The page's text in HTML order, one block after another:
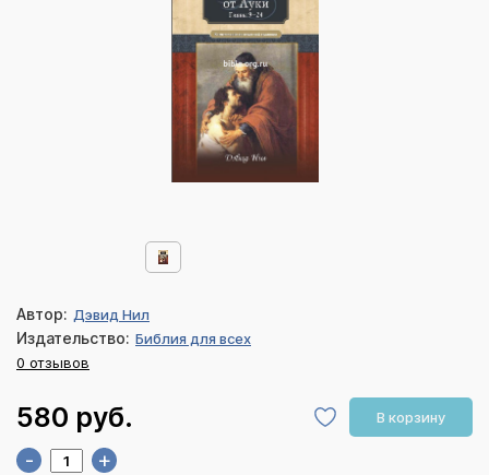
Автор: Дэвид Нил
Издательство: Библия для всех
0 отзывов
580 руб. В корзину
- +